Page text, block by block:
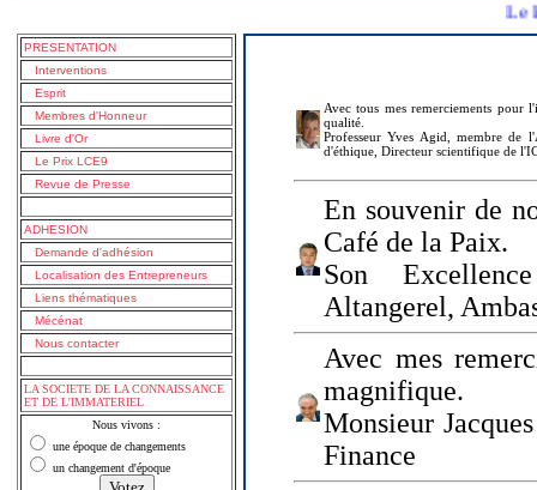
Le livre de
PRESENTATION
Interventions
Esprit
Membres d'Honneur
Livre d'Or
Le Prix LCE9
Revue de Presse
ADHESION
Demande d'adhésion
Localisation des Entrepreneurs
Liens thématiques
Mécénat
Nous contacter
LA SOCIETE DE LA CONNAISSANCE
ET DE L'IMMATERIEL
Nous vivons :
une époque de changements
un changement d'époque
Avec tous mes remerciements pour
qualité.
Professeur Yves Agid, membre de
d'éthique, Directeur scientifique de
En souvenir de
Café de la Paix.
Son
Altangerel,
Avec mes
magnifique.
Monsieur
Finance